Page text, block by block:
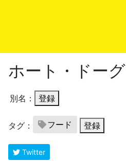
ホート・ドーグ
別名： 登録
タグ： フード 登録
Twitter